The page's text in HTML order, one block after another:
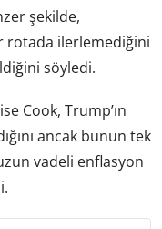
şekilde,
rotada ilerlemediğini
söyledi.
Cook, Trump’ın
ancak bunun tek
vadeli enflasyon